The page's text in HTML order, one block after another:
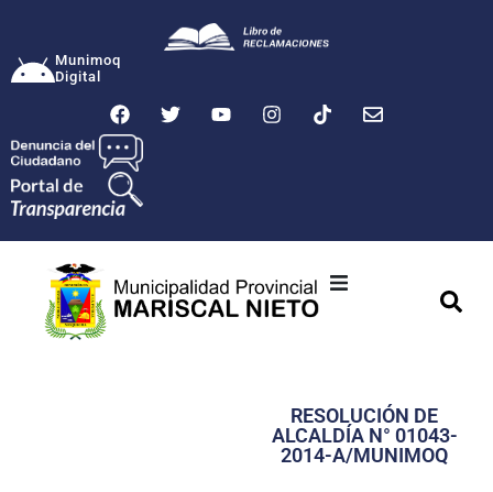
Munimoq
Digital
Transparencia
RESOLUCIÓN DE
ALCALDÍA N° 01043-
2014-A/MUNIMOQ